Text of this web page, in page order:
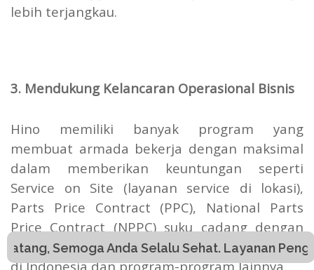
lebih terjangkau.
3. Mendukung Kelancaran Operasional Bisnis
Hino memiliki banyak program yang
membuat armada bekerja dengan maksimal
dalam memberikan keuntungan seperti
Service on Site (layanan service di lokasi),
Parts Price Contract (PPC), National Parts
Price Contract (NPPC) suku cadang dengan
harga yang tetap untuk seluruh armada Anda
di Indonesia dan program-program lainnya.
Anda Selalu Sehat. Layanan Pengajuan